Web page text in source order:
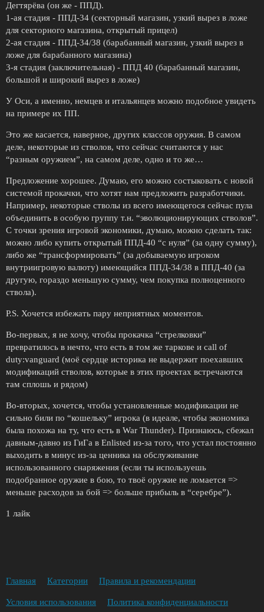
Дегтярёва (он же - ППД).
1-ая стадия - ППД-34 (секторный магазин, узкий вырез в ложе
для секторного магазина, открытый прицел)
2-ая стадия - ППД-34/38 (барабанный магазин, узкий вырез в
ложе для барабанного магазина)
3-я стадия (заключительная) - ППД 40 (барабанный магазин,
большой и широкий вырез в ложе)
У Оси, а именно, немцев и итальянцев можно подобное увидеть
на примере их ПП.
Это же касается, наверное, других классов оружия. В самом
деле, некоторые из стволов, что сейчас считаются у нас
“разным оружием”, на самом деле, одно и то же…
Предложение хорошее. Думаю, его можно состыковать с новой
системой прокачки, что хотят нам предложить разработчики.
Например, некоторые стволы из всего имеющегося сейчас пула
объединить в особую группу т.н. “эволюционирующих стволов”.
С точки зрения игровой экономики, думаю, можно сделать так:
можно либо купить открытый ППД-40 “с нуля” (за одну сумму),
либо же “трансформировать” (за добываемую игроком
внутриигровую валюту) имеющийся ППД-34/38 в ППД-40 (за
другую, гораздо меньшую сумму, чем покупка полноценного
ствола).
P.S. Хочется избежать пару неприятных моментов.
Во-первых, я не хочу, чтобы прокачка “стрелковки”
превратилось в нечто, что есть в том же таркове и call of
duty:vanguard (моё сердце историка не выдержит поехавших
модификаций стволов, которые в этих проектах встречаются
там сплошь и рядом)
Во-вторых, хочется, чтобы установленные модификации не
сильно били по “кошельку” игрока (в идеале, чтобы экономика
была похожа на ту, что есть в War Thunder). Признаюсь, сбежал
давным-давно из ГиГа в Enlisted из-за того, что устал постоянно
выходить в минус из-за ценника на обслуживание
использованного снаряжения (если ты используешь
подобранное оружие в бою, то твоё оружие не ломается =>
меньше расходов за бой => больше прибыль в “серебре”).
1 лайк
Главная Категории Правила и рекомендации
Условия использования Политика конфиденциальности